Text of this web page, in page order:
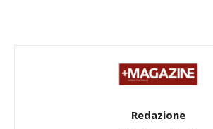
Redazione